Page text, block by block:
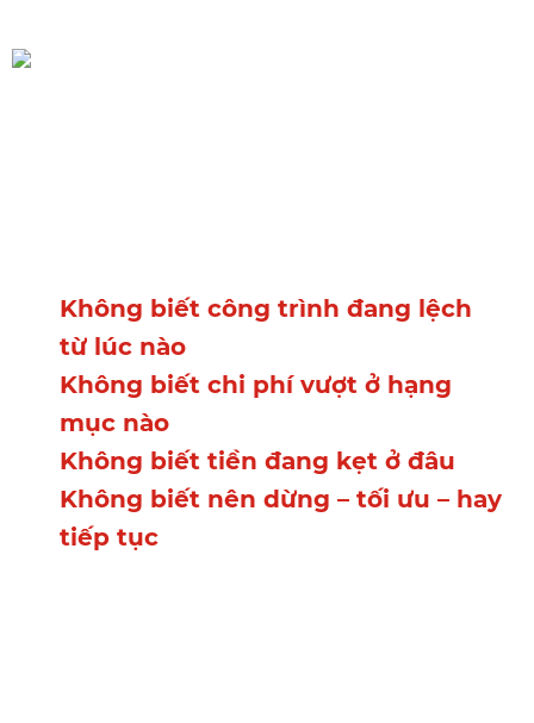
Không biết công trình đang lệch
từ lúc nào
Không biết chi phí vượt ở hạng
mục nào
Không biết tiền đang kẹt ở đâu
Không biết nên dừng – tối ưu – hay
tiếp tục